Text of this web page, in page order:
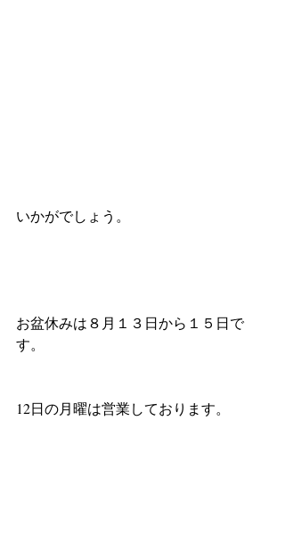
いかがでしょう。
お盆休みは８月１３日から１５日で
す。
12日の月曜は営業しております。